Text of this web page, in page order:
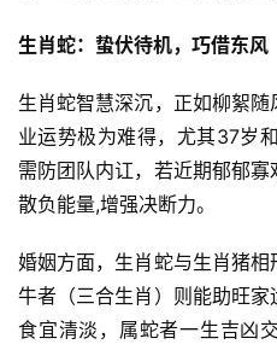
生肖蛇：蛰伏待机，巧借东风
生肖蛇智慧深沉，正如柳絮
业运势极为难得，尤其37岁
需防团队内讧，若近期郁郁
散负能量,增强决断力。
婚姻方面，生肖蛇与生肖猪
牛者（三合生肖）则能助旺
食宜清淡，属蛇者一生吉凶